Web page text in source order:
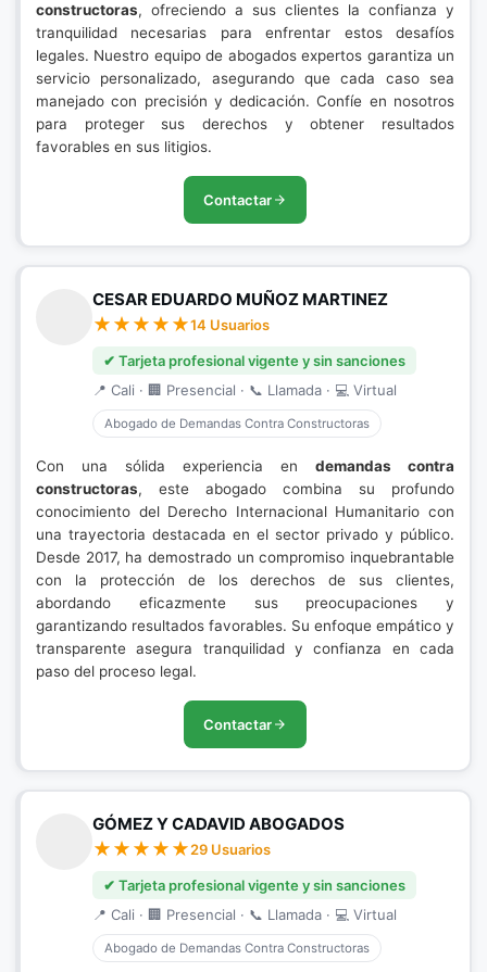
constructoras, ofreciendo a sus clientes la confianza y
tranquilidad necesarias para enfrentar estos desafíos
legales. Nuestro equipo de abogados expertos garantiza un
servicio personalizado, asegurando que cada caso sea
manejado con precisión y dedicación. Confíe en nosotros
para proteger sus derechos y obtener resultados
favorables en sus litigios.
Contactar
CESAR EDUARDO MUÑOZ MARTINEZ
14 Usuarios
✔ Tarjeta profesional vigente y sin sanciones
📍 Cali · 🏢 Presencial · 📞 Llamada · 💻 Virtual
Abogado de Demandas Contra Constructoras
Con una sólida experiencia en demandas contra
constructoras, este abogado combina su profundo
conocimiento del Derecho Internacional Humanitario con
una trayectoria destacada en el sector privado y público.
Desde 2017, ha demostrado un compromiso inquebrantable
con la protección de los derechos de sus clientes,
abordando eficazmente sus preocupaciones y
garantizando resultados favorables. Su enfoque empático y
transparente asegura tranquilidad y confianza en cada
paso del proceso legal.
Contactar
GÓMEZ Y CADAVID ABOGADOS
29 Usuarios
✔ Tarjeta profesional vigente y sin sanciones
📍 Cali · 🏢 Presencial · 📞 Llamada · 💻 Virtual
Abogado de Demandas Contra Constructoras